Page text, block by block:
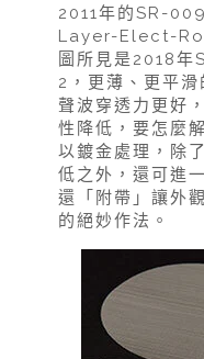
2011年的SR-
Layer-Elect-
圖所見是2018
2，更薄、更平
聲波穿透力更好
性降低，要怎麼
以鍍金處理，除
低之外，還可進
還「附帶」讓外
的絕妙作法。